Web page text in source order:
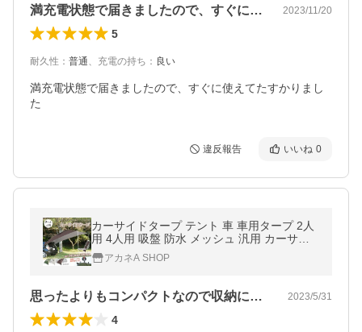
満充電状態で届きましたので、すぐに使え… 2023/11/20
5
耐久性 ： 普通、 充電の持ち ： 良い
満充電状態で届きましたので、すぐに使えてたすかりまし
た
違反報告 いいね 0
カーサイドタープ テント 車 車用タープ 2人
用 4人用 吸盤 防水 メッシュ 汎用 カーサイ
ドテント タープ カー リア カーサイドシェル
ター カーサイドオーニング
アカネA SHOP
思ったよりもコンパクトなので収納にとて… 2023/5/31
4